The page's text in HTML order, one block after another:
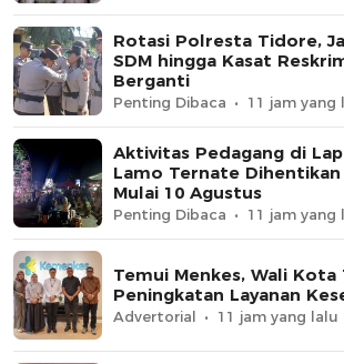
Rotasi Polresta Tidore,
SDM hingga Kasat
Berganti
Penting Dibaca 11 jam yang
Aktivitas Pedagang di
Lamo Ternate
Mulai 10 Agustus
Penting Dibaca 11 jam yang
Temui Menkes, Wali Kota
Peningkatan Layanan
Advertorial 11 jam yang lalu